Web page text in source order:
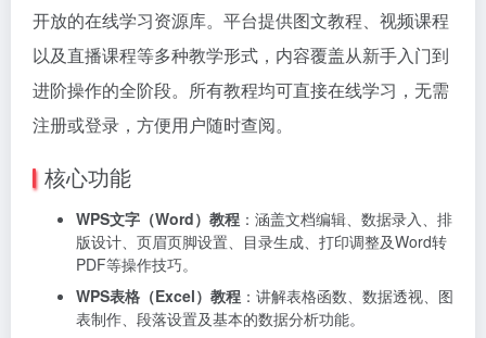
开放的在线学习资源库。平台提供图文教程、视频课程
以及直播课程等多种教学形式，内容覆盖从新手入门到
进阶操作的全阶段。所有教程均可直接在线学习，无需
注册或登录，方便用户随时查阅。
核心功能
WPS文字（Word）教程 ：涵盖文档编辑、数据录入、排
版设计、页眉页脚设置、目录生成、打印调整及Word转
PDF等操作技巧。
WPS表格（Excel）教程 ：讲解表格函数、数据透视、图
表制作、段落设置及基本的数据分析功能。